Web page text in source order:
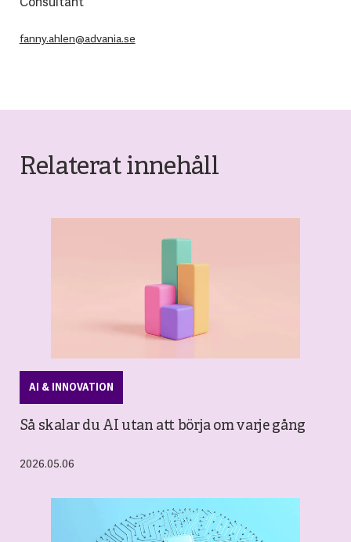
fanny.ahlen@advania.se
Relaterat innehåll
AI & INNOVATION
Så skalar du AI utan att börja om varje gång
2026.05.06